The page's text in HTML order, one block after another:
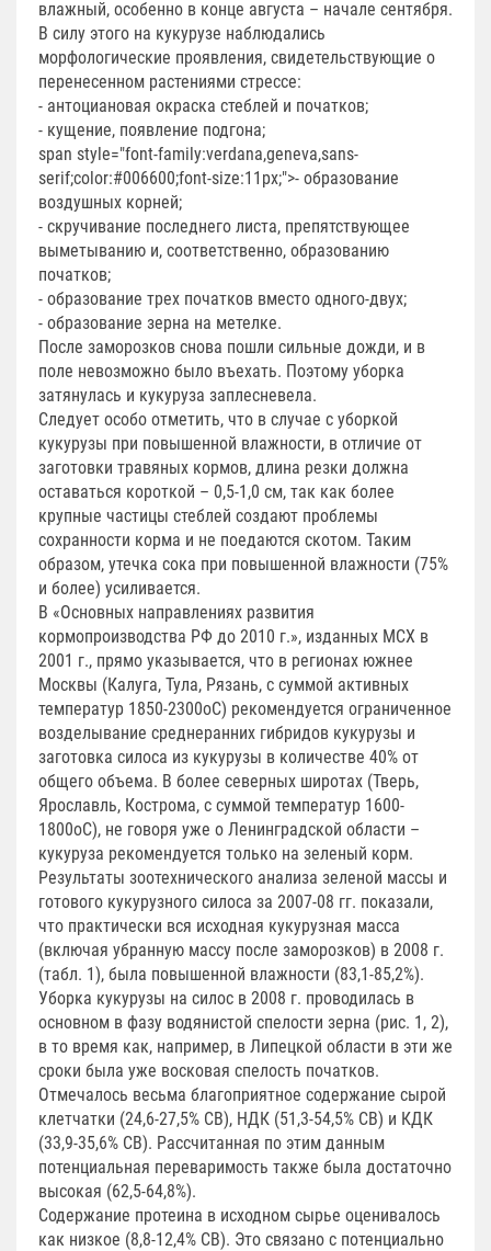
влажный, особенно в конце августа – начале сентября.
В силу этого на кукурузе наблюдались
морфологические проявления, свидетельствующие о
перенесенном растениями стрессе:
- антоциановая окраска стеблей и початков;
- кущение, появление подгона;
span style="font-family:verdana,geneva,sans-
serif;color:#006600;font-size:11px;">- образование
воздушных корней;
- скручивание последнего листа, препятствующее
выметыванию и, соответственно, образованию
початков;
- образование трех початков вместо одного-двух;
- образование зерна на метелке.
После заморозков снова пошли сильные дожди, и в
поле невозможно было въехать. Поэтому уборка
затянулась и кукуруза заплесневела.
Следует особо отметить, что в случае с уборкой
кукурузы при повышенной влажности, в отличие от
заготовки травяных кормов, длина резки должна
оставаться короткой – 0,5-1,0 см, так как более
крупные частицы стеблей создают проблемы
сохранности корма и не поедаются скотом. Таким
образом, утечка сока при повышенной влажности (75%
и более) усиливается.
В «Основных направлениях развития
кормопроизводства РФ до 2010 г.», изданных МСХ в
2001 г., прямо указывается, что в регионах южнее
Москвы (Калуга, Тула, Рязань, с суммой активных
температур 1850-2300оС) рекомендуется ограниченное
возделывание среднеранних гибридов кукурузы и
заготовка силоса из кукурузы в количестве 40% от
общего объема. В более северных широтах (Тверь,
Ярославль, Кострома, с суммой температур 1600-
1800оС), не говоря уже о Ленинградской области –
кукуруза рекомендуется только на зеленый корм.
Результаты зоотехнического анализа зеленой массы и
готового кукурузного силоса за 2007-08 гг. показали,
что практически вся исходная кукурузная масса
(включая убранную массу после заморозков) в 2008 г.
(табл. 1), была повышенной влажности (83,1-85,2%).
Уборка кукурузы на силос в 2008 г. проводилась в
основном в фазу водянистой спелости зерна (рис. 1, 2),
в то время как, например, в Липецкой области в эти же
сроки была уже восковая спелость початков.
Отмечалось весьма благоприятное содержание сырой
клетчатки (24,6-27,5% СВ), НДК (51,3-54,5% СВ) и КДК
(33,9-35,6% СВ). Рассчитанная по этим данным
потенциальная переваримость также была достаточно
высокая (62,5-64,8%).
Содержание протеина в исходном сырье оценивалось
как низкое (8,8-12,4% СВ). Это связано с потенциально